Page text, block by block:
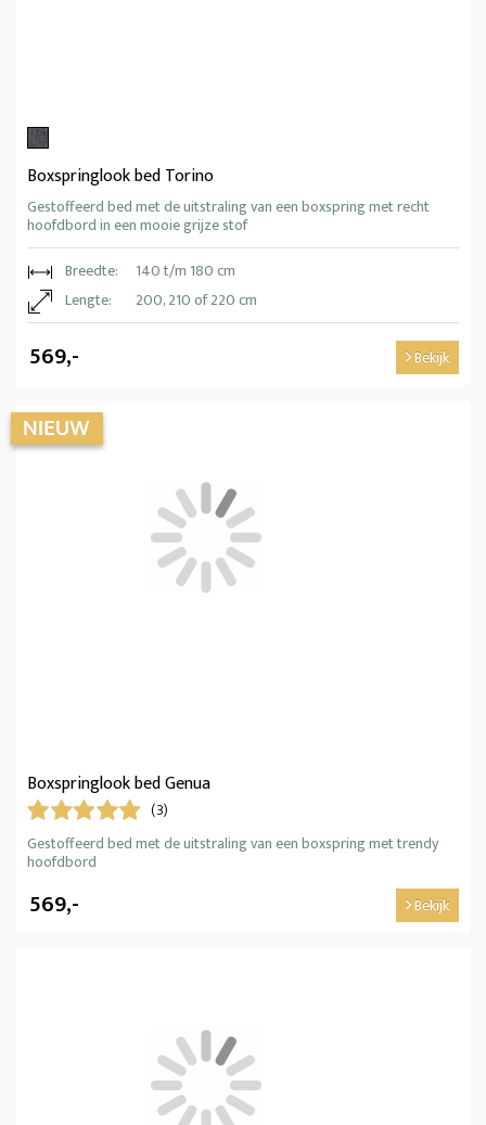
Boxspringlook bed Torino
Gestoffeerd bed met de uitstraling van een boxspring met recht
hoofdbord in een mooie grijze stof
Breedte:
140 t/m 180 cm
Lengte:
200, 210 of 220 cm
569,- Bekijk
Boxspringlook bed Genua
(3)
Gestoffeerd bed met de uitstraling van een boxspring met trendy
hoofdbord
569,- Bekijk